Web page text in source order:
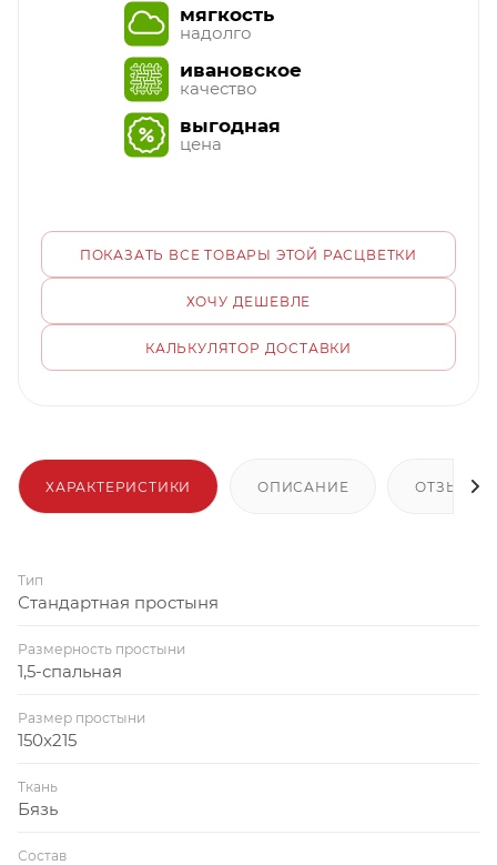
мягкость
надолго
ивановское
качество
выгодная
цена
ПОКАЗАТЬ ВСЕ ТОВАРЫ ЭТОЙ РАСЦВЕТКИ
ХОЧУ ДЕШЕВЛЕ
КАЛЬКУЛЯТОР ДОСТАВКИ
ХАРАКТЕРИСТИКИ ОПИСАНИЕ ОТЗЫВЫ
Тип
Стандартная простыня
Размерность простыни
1,5-спальная
Размер простыни
150x215
Ткань
Бязь
Состав